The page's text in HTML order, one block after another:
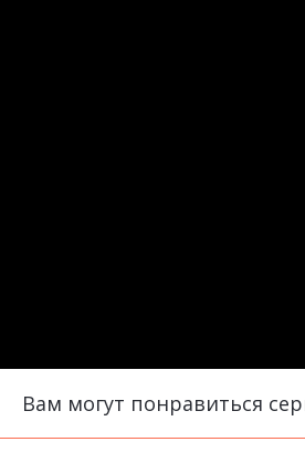
Вам могут понравиться